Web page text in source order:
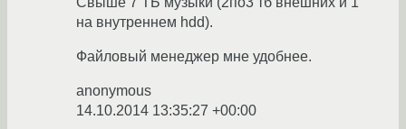
на внутреннем hdd).
Файловый менеджер мне удобнее.
anonymous
14.10.2014 13:35:27 +00:00